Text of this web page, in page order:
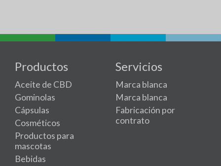
Productos
Aceite de CBD
Gominolas
Cápsulas
Cosméticos
Productos para
mascotas
Bebidas
Servicios
Marca blanca
Marca blanca
Fabricación por
contrato